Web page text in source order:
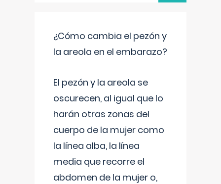
¿Cómo cambia el pezón y
la areola en el embarazo?
El pezón y la areola se
oscurecen, al igual que lo
harán otras zonas del
cuerpo de la mujer como
la línea alba, la línea
media que recorre el
abdomen de la mujer o,